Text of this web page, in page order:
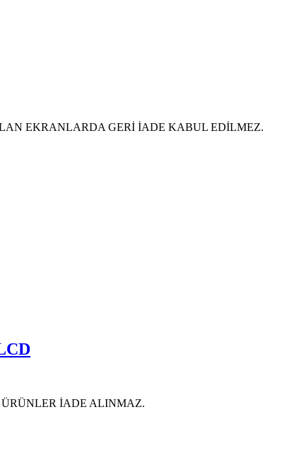
EKRANLARDA GERİ İADE KABUL EDİLMEZ.
İADE ALINMAZ.